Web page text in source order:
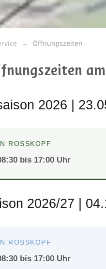
Öffnungszeiten
2026 |
ROSSKOPF
bis 17:00 Uhr
2026/27 |
ROSSKOPF
bis 17:00 Uhr